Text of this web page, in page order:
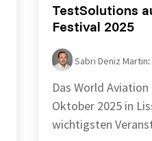
TestSolutions
Festival 2025
Sabri Deniz Martin:
Das World
Oktober 2025 in
wichtigsten